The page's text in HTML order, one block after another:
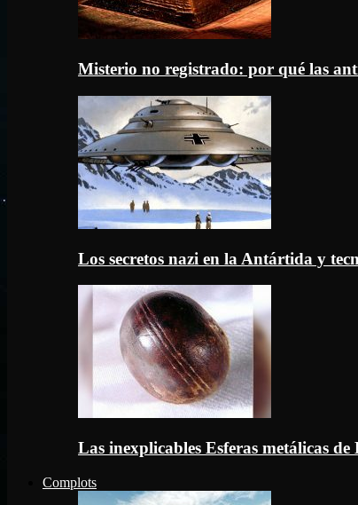
Misterio no registrado: por qué las
Los secretos nazi en la Antártida y
Las inexplicables Esferas metálicas
Complots